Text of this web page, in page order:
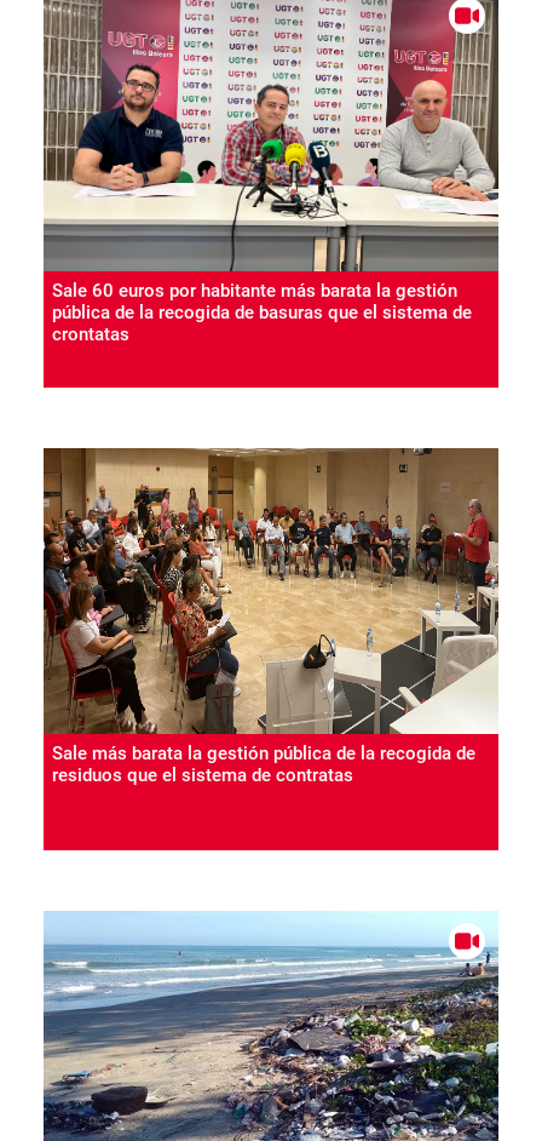
Sale 60 euros por habitante más barata la gestión
pública de la recogida de basuras que el sistema de
crontatas
Sale más barata la gestión pública de la recogida de
residuos que el sistema de contratas